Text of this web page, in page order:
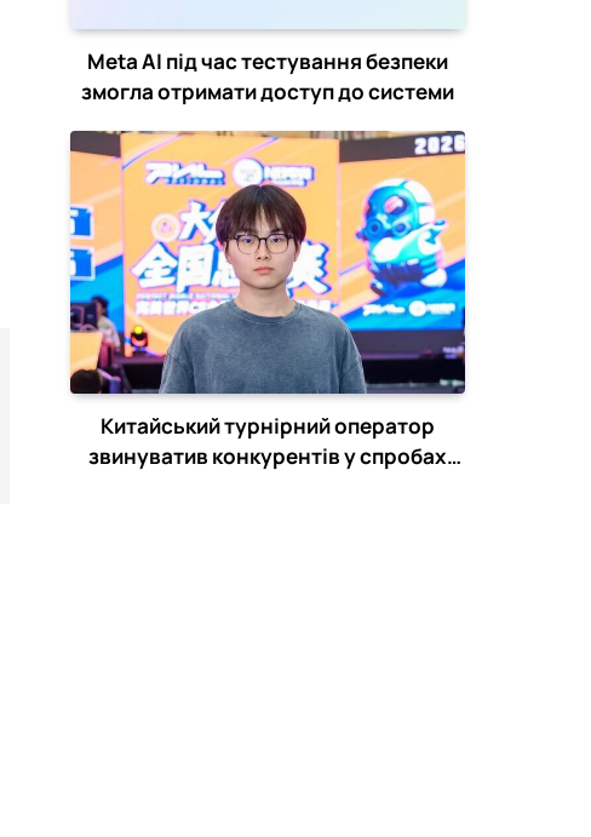
Meta AI під час тестування безпеки
змогла отримати доступ до системи
Китайський турнірний оператор
звинуватив конкурентів у спробах